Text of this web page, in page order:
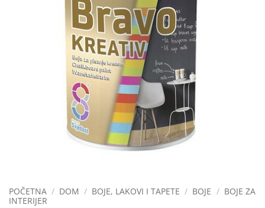
POČETNA / DOM / BOJE, LAKOVI I TAPETE / BOJE / BOJE ZA
INTERIJER